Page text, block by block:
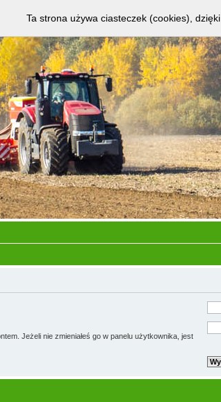
Jeżeli nie zmieniałeś go w panelu użytkownika, jest
Ta strona używa ciasteczek (cookies),